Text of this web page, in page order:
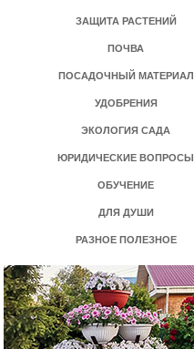
ЗАЩИТА РАСТЕНИЙ
ПОЧВА
ПОСАДОЧНЫЙ МАТЕРИАЛ
УДОБРЕНИЯ
ЭКОЛОГИЯ САДА
ЮРИДИЧЕСКИЕ ВОПРОСЫ
ОБУЧЕНИЕ
ДЛЯ ДУШИ
РАЗНОЕ ПОЛЕЗНОЕ